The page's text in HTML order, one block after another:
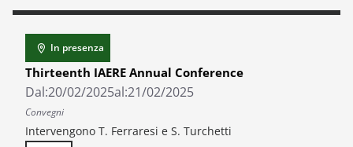
In presenza
Thirteenth IAERE Annual Conference
Dal:20/02/2025al:21/02/2025
Convegni
Intervengono T. Ferraresi e S. Turchetti